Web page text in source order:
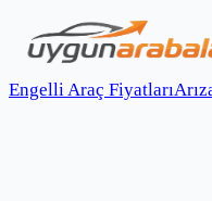
Engelli Araç Fiyatları